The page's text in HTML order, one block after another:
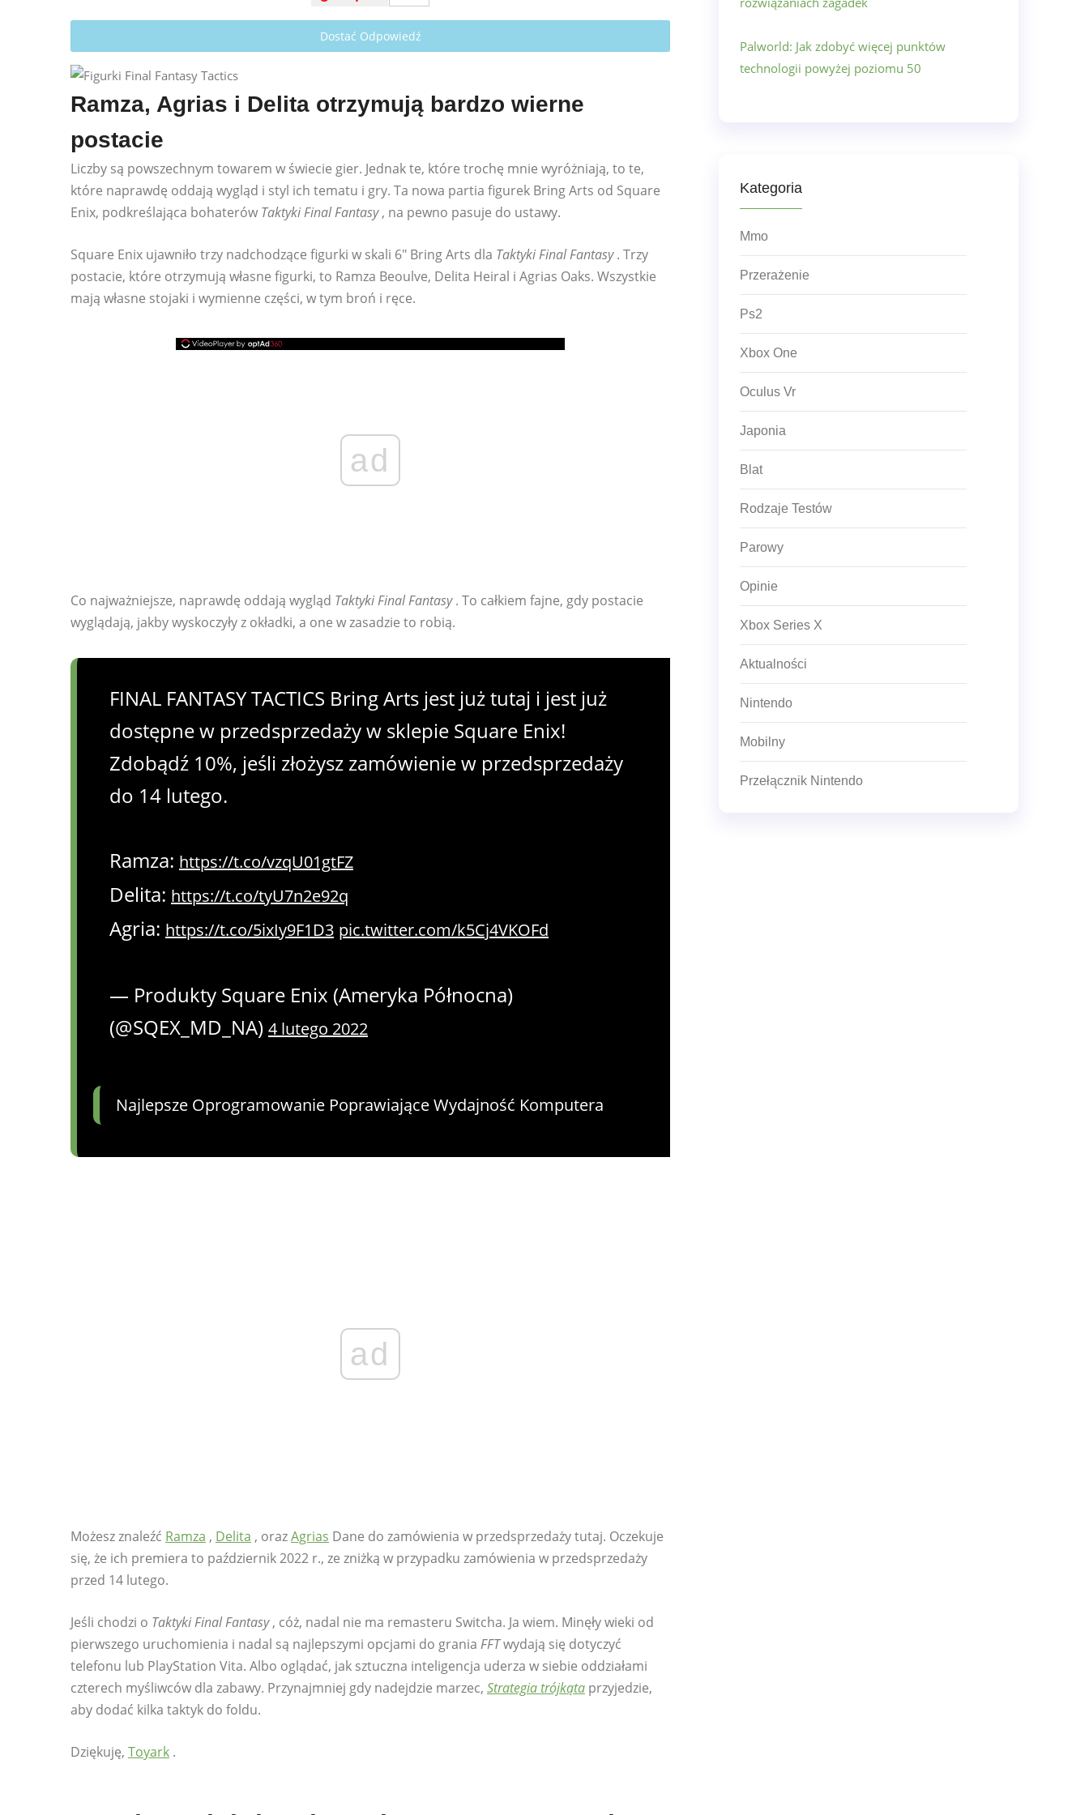
Dostać Odpowiedź
Ramza, Agrias i Delita otrzymują bardzo wierne
postacie
Liczby są powszechnym towarem w świecie gier. Jednak te, które trochę mnie wyróżniają, to te,
które naprawdę oddają wygląd i styl ich tematu i gry. Ta nowa partia figurek Bring Arts od Square
Enix, podkreślająca bohaterów Taktyki Final Fantasy, na pewno pasuje do ustawy.
Square Enix ujawniło trzy nadchodzące figurki w skali 6″ Bring Arts dla Taktyki Final Fantasy. Trzy
postacie, które otrzymują własne figurki, to Ramza Beoulve, Delita Heiral i Agrias Oaks. Wszystkie
mają własne stojaki i wymienne części, w tym broń i ręce.
ad
Co najważniejsze, naprawdę oddają wygląd Taktyki Final Fantasy. To całkiem fajne, gdy postacie
wyglądają, jakby wyskoczyły z okładki, a one w zasadzie to robią.
FINAL FANTASY TACTICS Bring Arts jest już tutaj i jest już
dostępne w przedsprzedaży w sklepie Square Enix!
Zdobądź 10%, jeśli złożysz zamówienie w przedsprzedaży
do 14 lutego.
Ramza: https://t.co/vzqU01gtFZ
Delita: https://t.co/tyU7n2e92q
Agria: https://t.co/5ixIy9F1D3 pic.twitter.com/k5Cj4VKOFd
— Produkty Square Enix (Ameryka Północna)
(@SQEX_MD_NA) 4 lutego 2022
Najlepsze Oprogramowanie Poprawiające Wydajność Komputera
ad
Możesz znaleźć Ramza , Delita , orazAgrias Dane do zamówienia w przedsprzedaży tutaj. Oczekuje
się, że ich premiera to październik 2022 r., ze zniżką w przypadku zamówienia w przedsprzedaży
przed 14 lutego.
Jeśli chodzi o Taktyki Final Fantasy, cóż, nadal nie ma remasteru Switcha. Ja wiem. Minęły wieki od
pierwszego uruchomienia i nadal są najlepszymi opcjami do grania FFTwydają się dotyczyć
telefonu lub PlayStation Vita. Albo oglądać, jak sztuczna inteligencja uderza w siebie oddziałami
czterech myśliwców dla zabawy. Przynajmniej gdy nadejdzie marzec, Strategia trójkąta przyjedzie,
aby dodać kilka taktyk do foldu.
Dziękuję, Toyark .
Palworld: Jak zdobyć więcej punktów
technologii powyżej poziomu 50
Kategoria
Mmo
Przerażenie
Ps2
Xbox One
Oculus Vr
Japonia
Blat
Rodzaje Testów
Parowy
Opinie
Xbox Series X
Aktualności
Nintendo
Mobilny
Przełącznik Nintendo